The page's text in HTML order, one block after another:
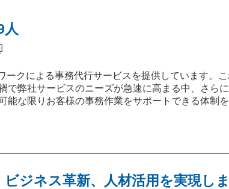
人
ークによる事務代行サービスを提供しています。
で弊社サービスのニーズが急速に高まる中、さら
な限りお客様の事務作業をサポートできる体制
ジネス革新、人材活用を実現しま